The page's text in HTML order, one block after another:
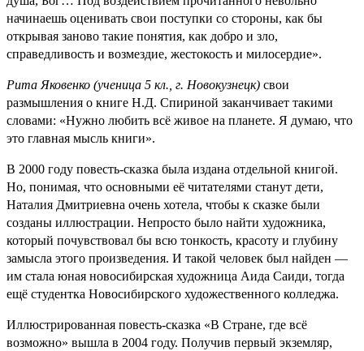
начинаешь оценивать свои поступки со стороны, как бы
открывая заново такие понятия, как добро и зло,
справедливость и возмездие, жестокость и милосердие».
Рита Яковенко (ученица 5 кл., г. Новокузнецк) свои
размышления о книге Н.Д. Спириной заканчивает такими
словами: «Нужно любить всё живое на планете. Я думаю, что
это главная мысль книги».
В 2000 году повесть-сказка была издана отдельной книгой.
Но, понимая, что основными её читателями станут дети,
Наталия Дмитриевна очень хотела, чтобы к сказке были
созданы иллюстрации. Непросто было найти художника,
который почувствовал бы всю тонкость, красоту и глубину
замысла этого произведения. И такой человек был найден —
им стала юная новосибирская художница Аида Саиди, тогда
ещё студентка Новосибирского художественного колледжа.
Иллюстрированная повесть-сказка «В Стране, где всё
возможно» вышла в 2004 году. Получив первый экземляр,